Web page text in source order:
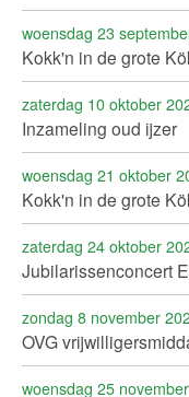
woensdag 23
Kokk'n in de grote
zaterdag 10 oktober
Inzameling oud ijzer
woensdag 21 oktober
Kokk'n in de grote
zaterdag 24 oktober
Jubilarissenconcert
zondag 8 november
OVG
woensdag 25